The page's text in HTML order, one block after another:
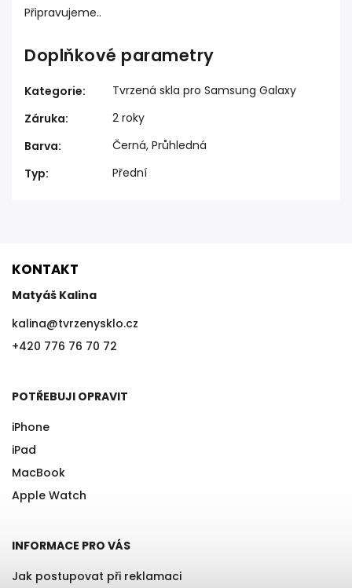
Připravujeme..
Doplňkové parametry
Kategorie:
Tvrzená skla pro Samsung Galaxy
Záruka:
2 roky
Barva:
Černá, Průhledná
Typ: Přední
KONTAKT
Matyáš Kalina
kalina@tvrzenysklo.cz
+420 776 76 70 72
POTŘEBUJI OPRAVIT
iPhone
iPad
MacBook
Apple Watch
INFORMACE PRO VÁS
Jak postupovat při reklamaci